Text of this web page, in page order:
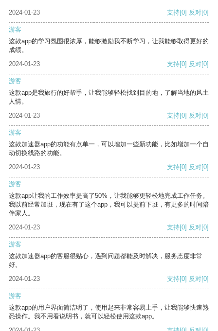
2024-01-23 支持[0] 反对[0]
游客
这款app的学习氛围很浓厚，能够激励我不断学习，让我能够取得更好的
成绩。
2024-01-23
支持[0] 反对[0]
游客
这款app是我旅行的好帮手，让我能够轻松找到目的地，了解当地的风土
人情。
2024-01-23
支持[0] 反对[0]
游客
这款加速器app的功能有点单一，可以增加一些新功能，比如增加一个自
动切换线路的功能。
2024-01-23
支持[0] 反对[0]
游客
这款app让我的工作效率提高了50%，让我能够更轻松地完成工作任务。
我以前经常加班，现在有了这个app，我可以提前下班，有更多的时间陪
伴家人。
2024-01-23
支持[0] 反对[0]
游客
这款加速器app的客服很贴心，遇到问题都能及时解决，服务态度非常
好。
2024-01-23
支持[0] 反对[0]
游客
这款app的用户界面简洁明了，使用起来非常容易上手，让我能够快速熟
悉操作。我不用看说明书，就可以轻松使用这款app。